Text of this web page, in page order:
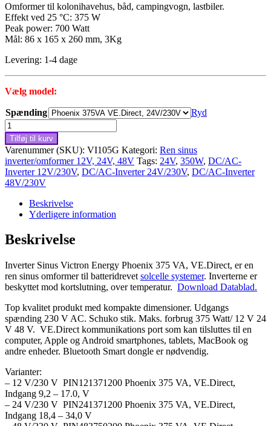
Omformer til kolonihavehus, båd, campingvogn, lastbiler.
Effekt ved 25 °C: 375 W
Peak power: 700 Watt
Mål: 86 x 165 x 260 mm, 3Kg
Levering: 1-4 dage
Vælg model:
Spænding
Ryd
Victron
Energy
Sinus
Inverter
Phoenix
375VA
12/24/48V
antal
Tilføj til kurv
Varenummer (SKU): VI105G Kategori: Ren sinus
inverter/omformer 12V, 24V, 48V Tags: 24V, 350W, DC/AC-
Inverter 12V/230V, DC/AC-Inverter 24V/230V, DC/AC-Inverter
48V/230V
Beskrivelse
Yderligere information
Beskrivelse
Inverter Sinus Victron Energy Phoenix 375 VA, VE.Direct, er en
ren sinus omformer til batteridrevet solcelle systemer. Inverterne er
beskyttet mod kortslutning, over temperatur. Download Datablad.
Top kvalitet produkt med kompakte dimensioner. Udgangs
spænding 230 V AC. Schuko stik. Maks. forbrug 375 Watt/ 12 V 24
V 48 V. VE.Direct kommunikations port som kan tilsluttes til en
computer, Apple og Android smartphones, tablets, MacBook og
andre enheder. Bluetooth Smart dongle er nødvendig.
Varianter:
– 12 V/230 V PIN121371200 Phoenix 375 VA, VE.Direct,
Indgang 9,2 – 17.0, V
– 24 V/230 V PIN241371200 Phoenix 375 VA, VE.Direct,
Indgang 18,4 – 34,0 V